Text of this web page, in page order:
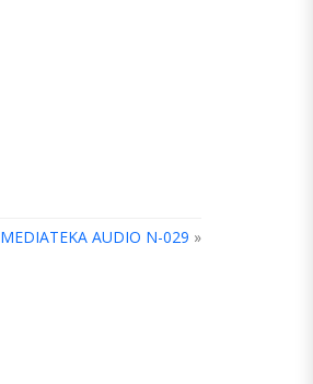
MEDIATEKA AUDIO N-029 »